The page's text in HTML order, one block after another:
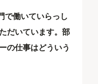
で働いていらっし
だいています。部
の仕事はどういう